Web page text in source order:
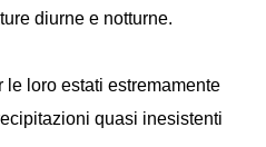
diurne e notturne.
le loro estati estremamente
quasi inesistenti